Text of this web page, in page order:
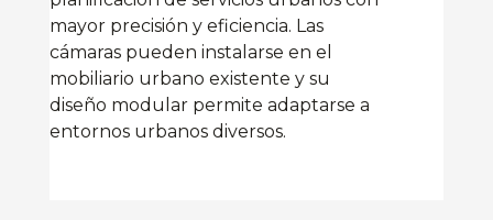
mayor precisión y eficiencia. Las
cámaras pueden instalarse en el
mobiliario urbano existente y su
diseño modular permite adaptarse a
entornos urbanos diversos.